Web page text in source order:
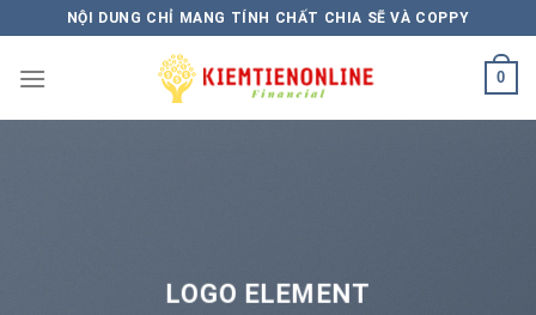
to
content
NỘI DUNG CHỈ MANG TÍNH CHẤT CHIA SẼ VÀ COPPY
0
LOGO ELEMENT